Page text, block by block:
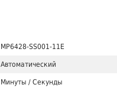
MP6428-SS001-11E
Автоматический
Минуты / Секунды